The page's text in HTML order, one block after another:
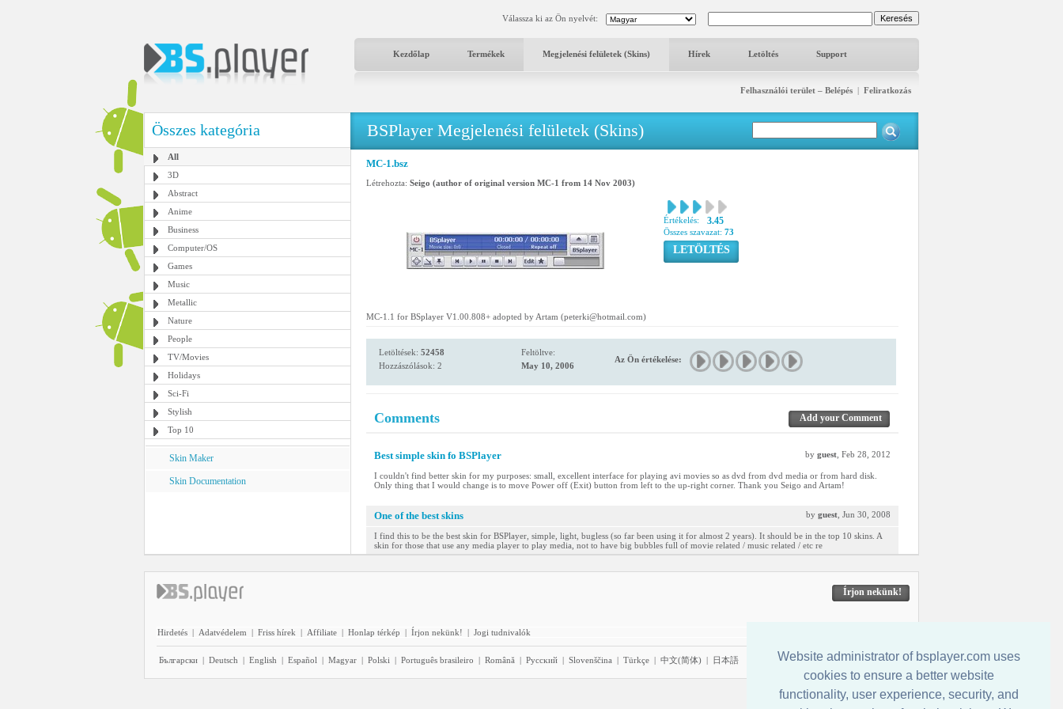
Website administrator of bsplayer.com uses
cookies to ensure a better website
functionality, user experience, security, and
Válassza ki az Ön nyelvét:
Kezdőlap Termékek Megjelenési felületek (Skins) Hírek Letöltés Support
Felhasználói terület – Belépés | Feliratkozás
Összes kategória
All
3D
Abstract
Anime
Business
Computer/OS
Games
Music
Metallic
Nature
People
TV/Movies
Holidays
Sci-Fi
Stylish
Top 10
Skin Maker
Skin Documentation
BSPlayer Megjelenési felületek (Skins)
MC-1.bsz
Létrehozta: Seigo (author of original version MC-1 from 14 Nov 2003)
Értékelés: 3.45
Összes szavazat: 73
LETÖLTÉS
MC-1.1 for BSplayer V1.00.808+ adopted by Artam (peterki@hotmail.com)
Letöltések: 52458
Hozzászólások: 2
Feltöltve:
May 10, 2006
Az Ön értékelése:
Comments Add your Comment
Best simple skin fo BSPlayer by guest , Feb 28, 2012
I couldn't find better skin for my purposes: small, excellent interface for playing avi movies so as dvd from dvd media or from hard disk.
Only thing that I would change is to move Power off (Exit) button from left to the up-right corner. Thank you Seigo and Artam!
One of the best skins by guest , Jun 30, 2008
I find this to be the best skin for BSPlayer, simple, light, bugless (so far been using it for almost 2 years). It should be in the top 10 skins. A
skin for those that use any media player to play media, not to have big bubbles full of movie related / music related / etc re
Írjon nekünk!
Hirdetés | Adatvédelem | Friss hírek | Affiliate | Honlap térkép | Írjon nekünk! | Jogi tudnivalók
Български | Deutsch | English | Español | Magyar | Polski | Português brasileiro | Română | Pyccĸий | Slovenščina | Türkçe | 中文(简体) | 日本語